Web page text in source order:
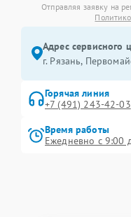
Отправляя заявку на
Адрес сервисного
г. Рязань,
Горячая линия
+7 (491) 243-42-03
Время работы
Ежедневно с 9:00